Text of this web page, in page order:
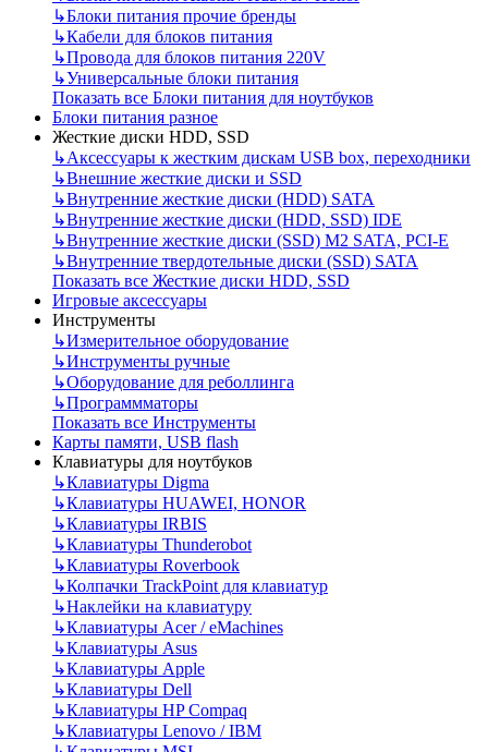
↳Блоки питания прочие бренды
↳Кабели для блоков питания
↳Провода для блоков питания 220V
↳Универсальные блоки питания
Показать все Блоки питания для ноутбуков
Блоки питания разное
Жесткие диски HDD, SSD
↳Аксессуары к жестким дискам USB box, переходники
↳Внешние жесткие диски и SSD
↳Внутренние жесткие диски (HDD) SATA
↳Внутренние жесткие диски (HDD, SSD) IDE
↳Внутренние жесткие диски (SSD) M2 SATA, PCI-E
↳Внутренние твердотельные диски (SSD) SATA
Показать все Жесткие диски HDD, SSD
Игровые аксессуары
Инструменты
↳Измерительное оборудование
↳Инструменты ручные
↳Оборудование для реболлинга
↳Программматоры
Показать все Инструменты
Карты памяти, USB flash
Клавиатуры для ноутбуков
↳Клавиатуры Digma
↳Клавиатуры HUAWEI, HONOR
↳Клавиатуры IRBIS
↳Клавиатуры Thunderobot
↳Клавиатуры Roverbook
↳Колпачки TrackPoint для клавиатур
↳Наклейки на клавиатуру
↳Клавиатуры Acer / eMachines
↳Клавиатуры Asus
↳Клавиатуры Apple
↳Клавиатуры Dell
↳Клавиатуры HP Compaq
↳Клавиатуры Lenovo / IBM